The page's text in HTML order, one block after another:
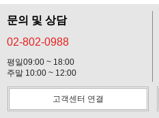
문의 및 상담
02-802-0988
평일09:00 ~ 18:00
주말 10:00 ~ 12:00
고객센터 연결